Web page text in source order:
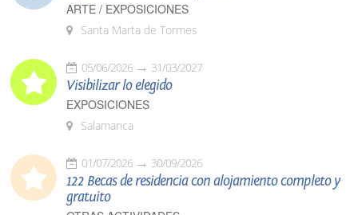
ARTE / EXPOSICIONES
Santa Marta de Tormes
05/06/2026 31/03/2027
Visibilizar lo elegido
EXPOSICIONES
Salamanca
01/07/2026 30/09/2026
122 Becas de residencia con alojamiento completo y
gratuito